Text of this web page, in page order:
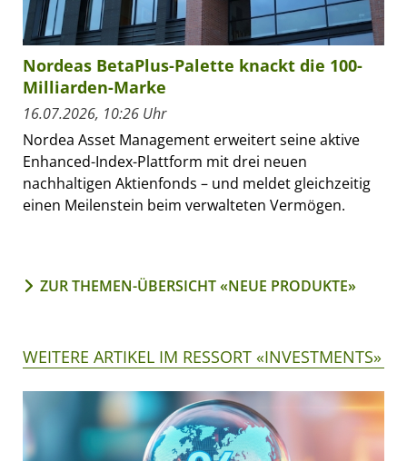
Nordeas BetaPlus-Palette knackt die 100-
Milliarden-Marke
16.07.2026, 10:26 Uhr
Nordea Asset Management erweitert seine aktive
Enhanced-Index-Plattform mit drei neuen
nachhaltigen Aktienfonds – und meldet gleichzeitig
einen Meilenstein beim verwalteten Vermögen.
ZUR THEMEN-ÜBERSICHT «NEUE PRODUKTE»
WEITERE ARTIKEL IM RESSORT «INVESTMENTS»